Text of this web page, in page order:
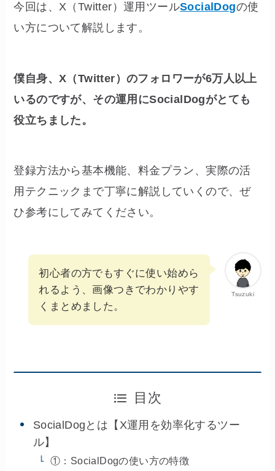
今回は、X（Twitter）運用ツールSocialDogの使
い方について解説します。
僕自身、X（Twitter）のフォロワーが6万人以上
いるのですが、その運用にSocialDogがとても
役立ちました。
登録方法から基本機能、料金プラン、実際の活
用テクニックまで丁寧に解説していくので、ぜ
ひ参考にしてみてください。
Tsuzuki
初心者の方でもすぐに使い始めら
れるよう、画像つきでわかりやす
くまとめました。
目次
SocialDogとは【X運用を効率化するツー
ル】
①：SocialDogの使い方の特徴